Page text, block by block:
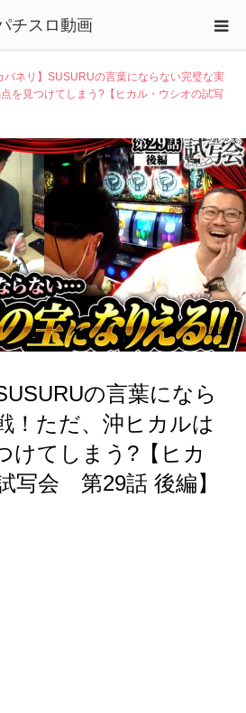
チスロ動画
バネリ】SUSURUの言葉にならない完璧な実
を見つけてしまう?【ヒカル・ウシオの試写
の言葉になら
！ただ、沖ヒカルは
けてしまう?【ヒカ
写会 第29話 後編】